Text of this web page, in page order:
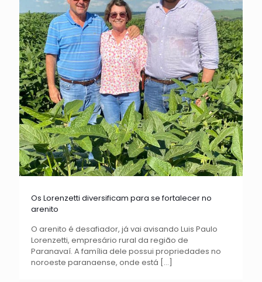
Os Lorenzetti diversificam para se fortalecer no
arenito
O arenito é desafiador, já vai avisando Luis Paulo
Lorenzetti, empresário rural da região de
Paranavaí. A família dele possui propriedades no
noroeste paranaense, onde está […]